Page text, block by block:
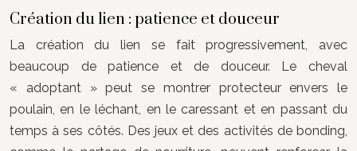
Création du lien : patience et douceur
La création du lien se fait progressivement, avec
beaucoup de patience et de douceur. Le cheval
« adoptant » peut se montrer protecteur envers le
poulain, en le léchant, en le caressant et en passant du
temps à ses côtés. Des jeux et des activités de bonding,